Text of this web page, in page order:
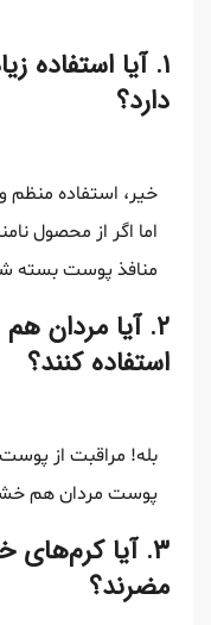
۱. آیا استفاده
دارد؟
خیر، استفاده
اما اگر از محصول
منافذ پوست بسته
۲. آیا مردان
استفاده کنند؟
بله! مراقبت از
پوست مردان هم
۳. آیا
مضرند؟